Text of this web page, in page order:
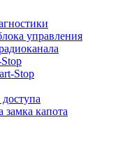
управления
Stop
замка капота